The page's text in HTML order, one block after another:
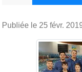
Publiée le 25 févr.